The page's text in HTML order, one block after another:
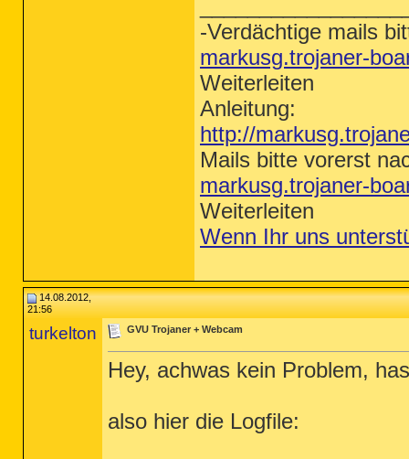
-Verdächtige mails
markusg.trojaner-
Weiterleiten
Anleitung:
http://
Mails bitte vorerst
markusg.trojaner-
Weiterleiten
Wenn Ihr uns
14.08.2012,
21:56
turkelton GVU Trojaner + Webcam
Hey, achwas kein Problem,
also hier die Logfile: